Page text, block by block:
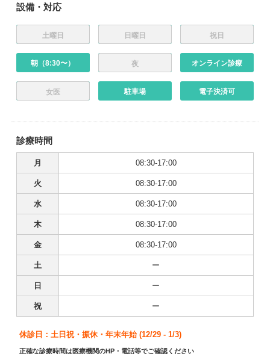
設備・対応
土曜日 日曜日 祝日
朝（8:30〜） 夜 オンライン診療
女医 駐車場 電子決済可
診療時間
月 08:30-17:00
火 08:30-17:00
水 08:30-17:00
木 08:30-17:00
金 08:30-17:00
土 ー
日 ー
祝 ー
休診日：土日祝・振休・年末年始 (12/29 - 1/3)
正確な診療時間は医療機関のHP・電話等でご確認ください